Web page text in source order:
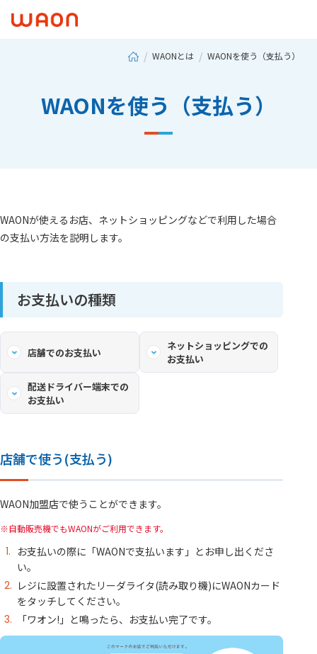
WAONとは WAONを使う（支払う）
WAONを使う（支払う）
WAONが使えるお店、ネットショッピングなどで利用した場合
の支払い方法を説明します。
お支払いの種類
店舗でのお支払い
ネットショッピングでの
お支払い
配送ドライバー端末での
お支払い
店舗で使う(支払う)
WAON加盟店で使うことができます。
自動販売機でもWAONがご利用できます。
お支払いの際に「WAONで支払います」とお申し出くださ
い。
レジに設置されたリーダライタ(読み取り機)にWAONカード
をタッチしてください。
「ワオン!」と鳴ったら、お支払い完了です。